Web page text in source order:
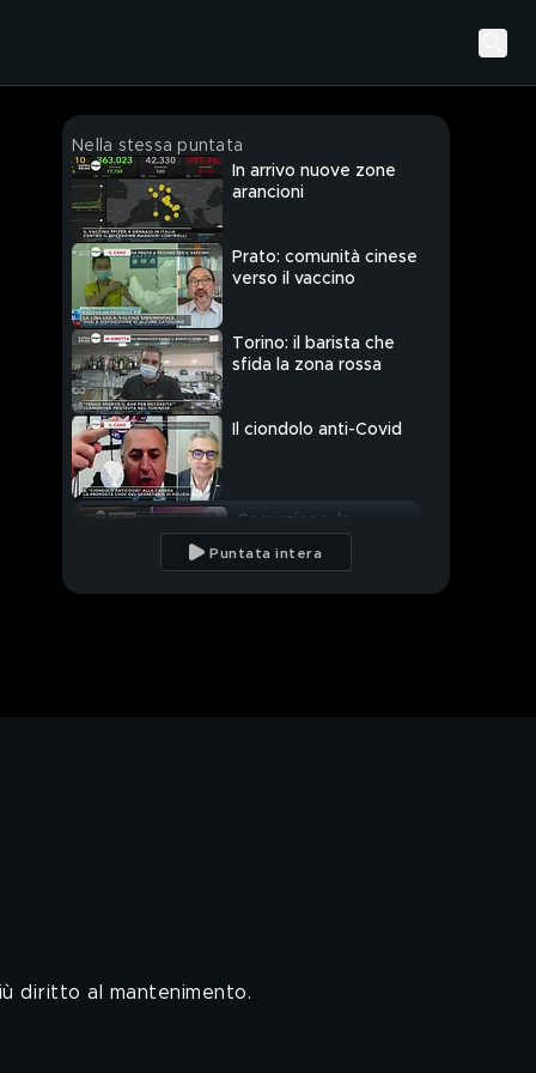
Nella stessa puntata
In arrivo nuove zone
arancioni
Prato: comunità cinese
verso il vaccino
Torino: il barista che
sfida la zona rossa
Il ciondolo anti-Covid
Cassazione: la
Puntata intera
diritto al mantenimento.